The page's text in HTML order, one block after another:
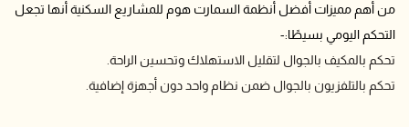
من أهم مميزات أفضل أنظمة السمارت هوم للمشاريع السكنية أنها تجعل
التحكم اليومي بسيطًا:-
تحكم بالمكيف بالجوال لتقليل الاستهلاك وتحسين الراحة.
تحكم بالتلفزيون بالجوال ضمن نظام واحد دون أجهزة إضافية.